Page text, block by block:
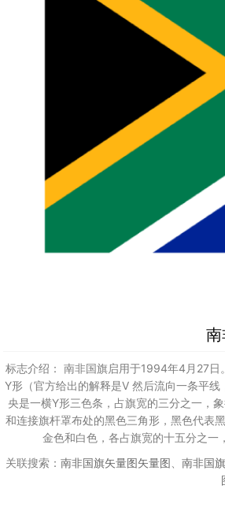
标志介绍： 南非国旗启用于1994年4月27
Y形（官方给出的解释是V 然后流向一条平
央是一横Y形三色条，占旗宽的三分之一，
和连接旗杆罩布处的黑色三角形，黑色代表
金色和白色，各占旗宽的十五分之一
关联搜索： 南非国旗矢量图矢量图 南非国